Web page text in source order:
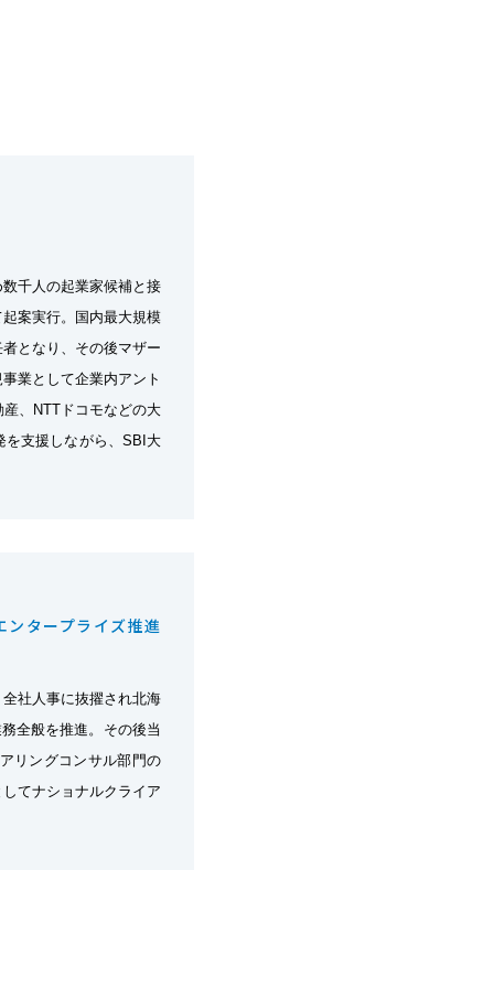
千人の起業家候補と接
案実行。国内最大規模
となり、その後マザー
業として企業内アント
、NTTドコモなどの大
を支援しながら、SBI大
タープライズ推進
社人事に抜擢され北海
全般を推進。その後当
リングコンサル部門の
てナショナルクライア